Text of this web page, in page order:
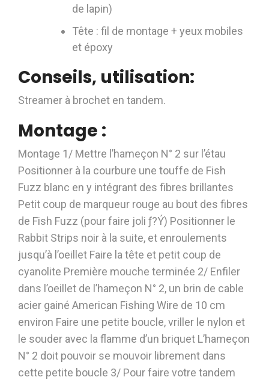
de lapin)
Tête : fil de montage + yeux mobiles
et époxy
Conseils, utilisation:
Streamer à brochet en tandem.
Montage :
Montage 1/ Mettre l’hameçon N° 2 sur l’étau
Positionner à la courbure une touffe de Fish
Fuzz blanc en y intégrant des fibres brillantes
Petit coup de marqueur rouge au bout des fibres
de Fish Fuzz (pour faire joli ƒ?Ý) Positionner le
Rabbit Strips noir à la suite, et enroulements
jusqu’à l’oeillet Faire la tête et petit coup de
cyanolite Première mouche terminée 2/ Enfiler
dans l’oeillet de l’hameçon N° 2, un brin de cable
acier gainé American Fishing Wire de 10 cm
environ Faire une petite boucle, vriller le nylon et
le souder avec la flamme d’un briquet L’hameçon
N° 2 doit pouvoir se mouvoir librement dans
cette petite boucle 3/ Pour faire votre tandem